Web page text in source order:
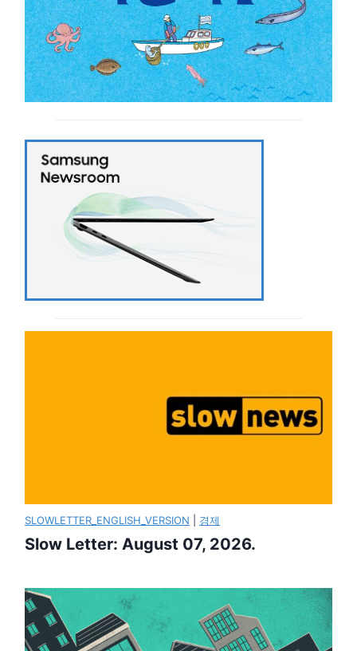
SLOWLETTER_ENGLISH_VERSION 경제
Slow Letter: August 07, 2026.